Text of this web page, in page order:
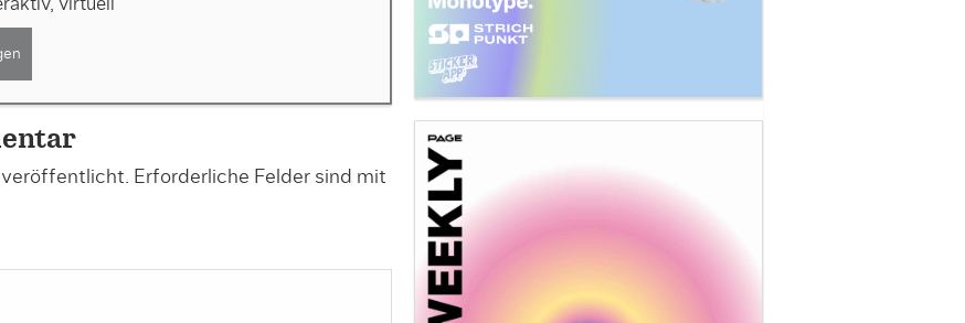
virtuell
veröffentlicht. Erforderliche Felder sind mit